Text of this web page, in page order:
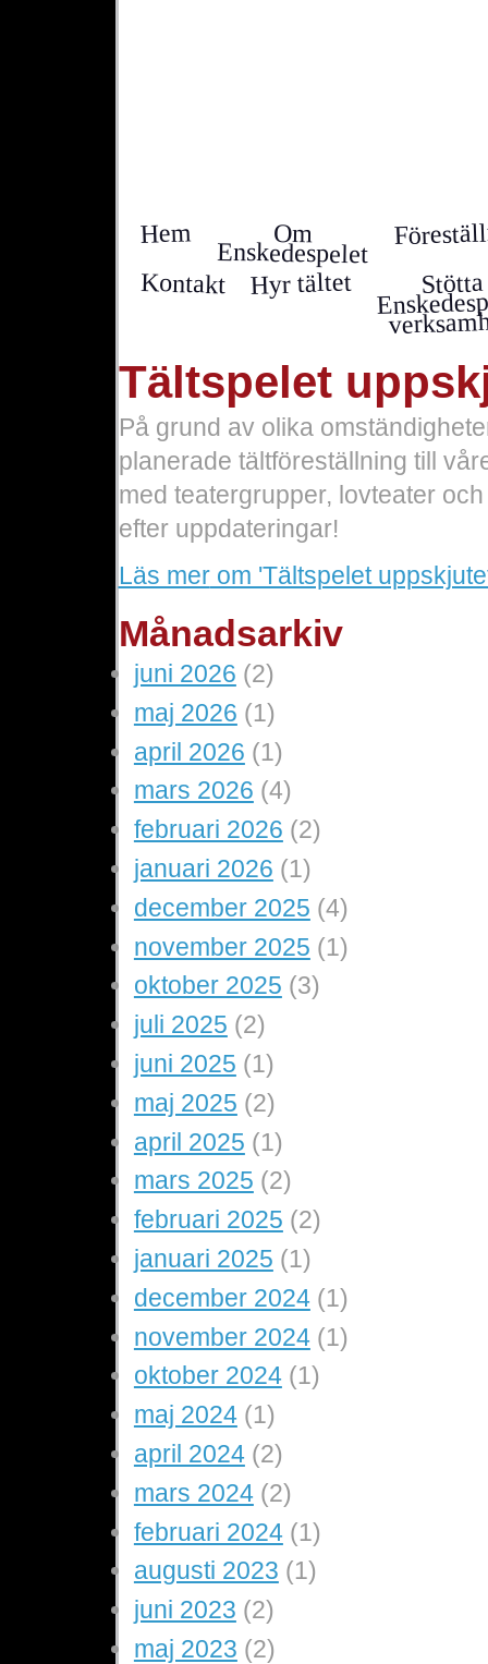
Hem Om
Enskedespelet
Kontakt Hyr tältet Stötta
Tältspelet
På grund av olika
planerade tältföreställning till
med teatergrupper, lovteater
efter uppdateringar!
Läs merom 'Tältspelet
Månadsarkiv
juni 2026 (2)
maj 2026 (1)
april 2026 (1)
mars 2026 (4)
februari 2026 (2)
januari 2026 (1)
december 2025 (4)
november 2025 (1)
oktober 2025 (3)
juli 2025 (2)
juni 2025 (1)
maj 2025 (2)
april 2025 (1)
mars 2025 (2)
februari 2025 (2)
januari 2025 (1)
december 2024(1)
november 2024(1)
oktober 2024(1)
maj 2024(1)
april 2024(2)
mars 2024(2)
februari 2024(1)
augusti 2023 (1)
juni 2023 (2)
maj 2023 (2)